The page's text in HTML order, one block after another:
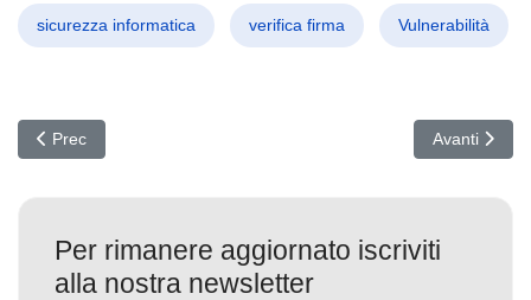
sicurezza informatica verifica firma Vulnerabilità
Articolo precedente: Blocco USA ai Dati: Protezione contro Cina
Prec Articolo
Avanti
Per rimanere aggiornato iscriviti
alla nostra newsletter